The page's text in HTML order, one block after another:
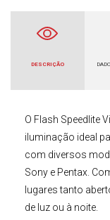
DESCRIÇÃO
O Flash Speedlite
iluminação ideal
com diversos
Sony e Pentax.
lugares tanto
de luz ou à noite.